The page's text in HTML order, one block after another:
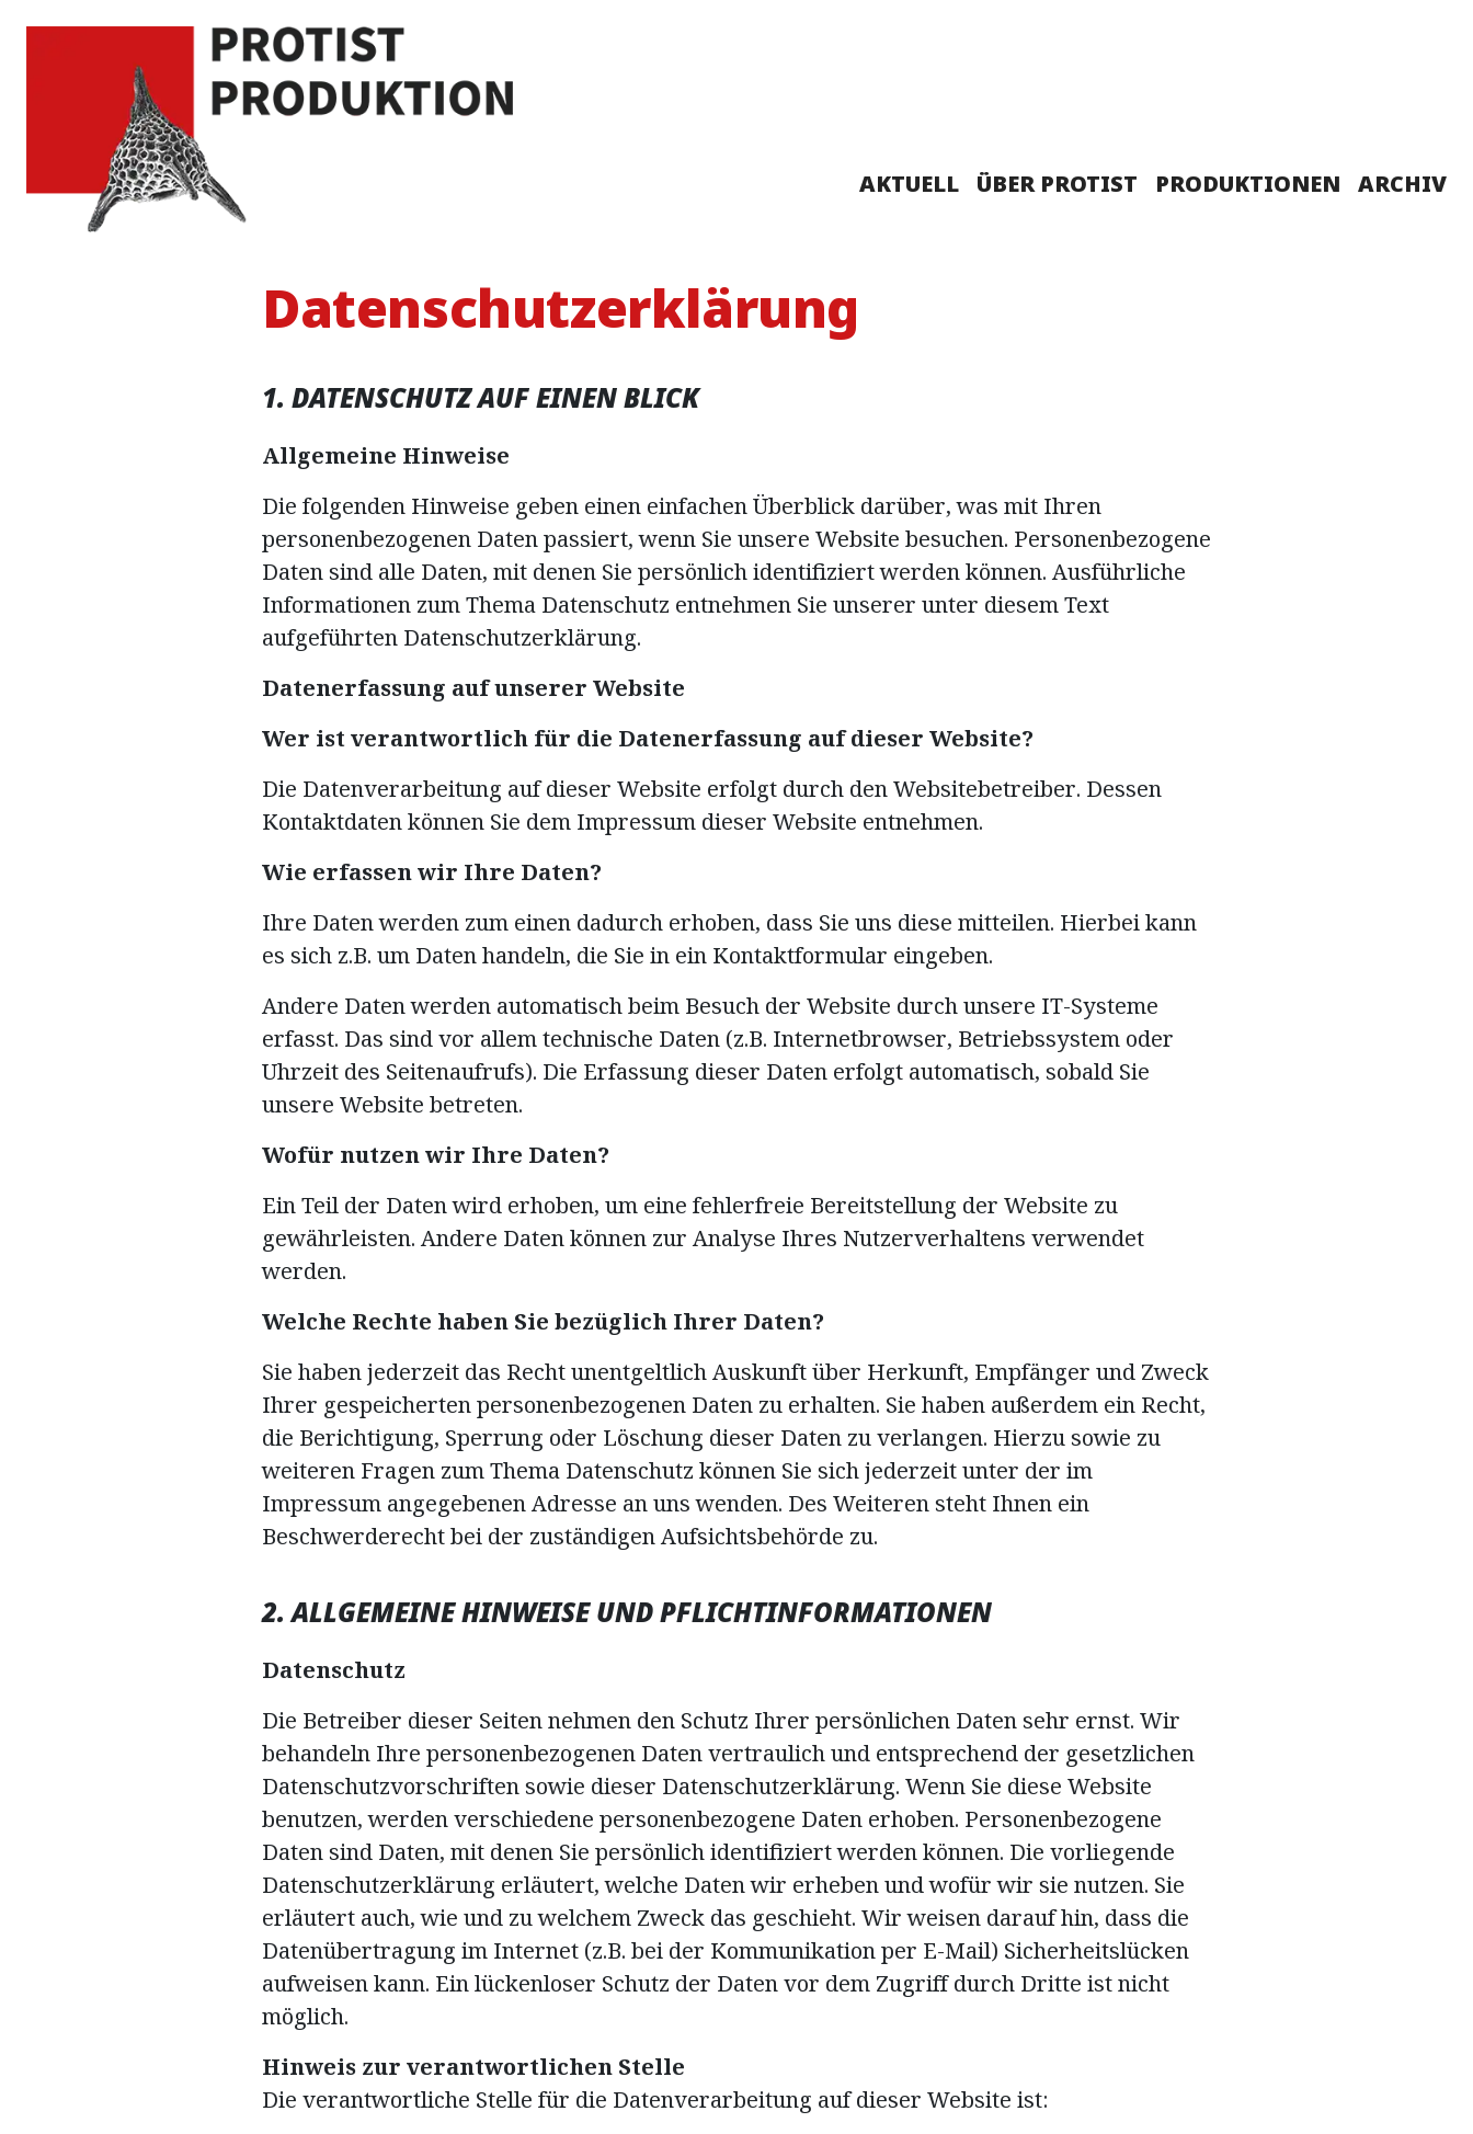
AKTUELL ÜBER PROTIST PRODUKTIONEN ARCHIV
Datenschutzerklärung
1. DATENSCHUTZ AUF EINEN BLICK
Allgemeine Hinweise
Die folgenden Hinweise geben einen einfachen Überblick darüber, was mit Ihren
personenbezogenen Daten passiert, wenn Sie unsere Website besuchen. Personenbezogene
Daten sind alle Daten, mit denen Sie persönlich identifiziert werden können. Ausführliche
Informationen zum Thema Datenschutz entnehmen Sie unserer unter diesem Text
aufgeführten Datenschutzerklärung.
Datenerfassung auf unserer Website
Wer ist verantwortlich für die Datenerfassung auf dieser Website?
Die Datenverarbeitung auf dieser Website erfolgt durch den Websitebetreiber. Dessen
Kontaktdaten können Sie dem Impressum dieser Website entnehmen.
Wie erfassen wir Ihre Daten?
Ihre Daten werden zum einen dadurch erhoben, dass Sie uns diese mitteilen. Hierbei kann
es sich z.B. um Daten handeln, die Sie in ein Kontaktformular eingeben.
Andere Daten werden automatisch beim Besuch der Website durch unsere IT-Systeme
erfasst. Das sind vor allem technische Daten (z.B. Internetbrowser, Betriebssystem oder
Uhrzeit des Seitenaufrufs). Die Erfassung dieser Daten erfolgt automatisch, sobald Sie
unsere Website betreten.
Wofür nutzen wir Ihre Daten?
Ein Teil der Daten wird erhoben, um eine fehlerfreie Bereitstellung der Website zu
gewährleisten. Andere Daten können zur Analyse Ihres Nutzerverhaltens verwendet
werden.
Welche Rechte haben Sie bezüglich Ihrer Daten?
Sie haben jederzeit das Recht unentgeltlich Auskunft über Herkunft, Empfänger und Zweck
Ihrer gespeicherten personenbezogenen Daten zu erhalten. Sie haben außerdem ein Recht,
die Berichtigung, Sperrung oder Löschung dieser Daten zu verlangen. Hierzu sowie zu
weiteren Fragen zum Thema Datenschutz können Sie sich jederzeit unter der im
Impressum angegebenen Adresse an uns wenden. Des Weiteren steht Ihnen ein
Beschwerderecht bei der zuständigen Aufsichtsbehörde zu.
2. ALLGEMEINE HINWEISE UND PFLICHTINFORMATIONEN
Datenschutz
Die Betreiber dieser Seiten nehmen den Schutz Ihrer persönlichen Daten sehr ernst. Wir
behandeln Ihre personenbezogenen Daten vertraulich und entsprechend der gesetzlichen
Datenschutzvorschriften sowie dieser Datenschutzerklärung. Wenn Sie diese Website
benutzen, werden verschiedene personenbezogene Daten erhoben. Personenbezogene
Daten sind Daten, mit denen Sie persönlich identifiziert werden können. Die vorliegende
Datenschutzerklärung erläutert, welche Daten wir erheben und wofür wir sie nutzen. Sie
erläutert auch, wie und zu welchem Zweck das geschieht. Wir weisen darauf hin, dass die
Datenübertragung im Internet (z.B. bei der Kommunikation per E-Mail) Sicherheitslücken
aufweisen kann. Ein lückenloser Schutz der Daten vor dem Zugriff durch Dritte ist nicht
möglich.
Hinweis zur verantwortlichen Stelle
Die verantwortliche Stelle für die Datenverarbeitung auf dieser Website ist: